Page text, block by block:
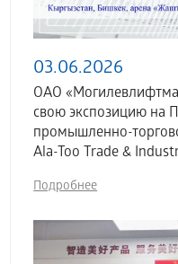
03.06.2026
ОАО
свою экспозицию на
промышленно-
Ala-Too Trade &
Подробнее